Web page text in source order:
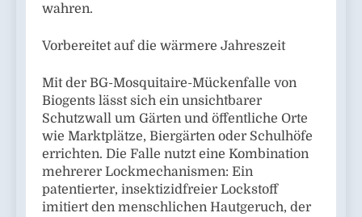
wahren.
Vorbereitet auf die wärmere Jahreszeit
Mit der BG-Mosquitaire-Mückenfalle von
Biogents lässt sich ein unsichtbarer
Schutzwall um Gärten und öffentliche Orte
wie Marktplätze, Biergärten oder Schulhöfe
errichten. Die Falle nutzt eine Kombination
mehrerer Lockmechanismen: Ein
patentierter, insektizidfreier Lockstoff
imitiert den menschlichen Hautgeruch, der